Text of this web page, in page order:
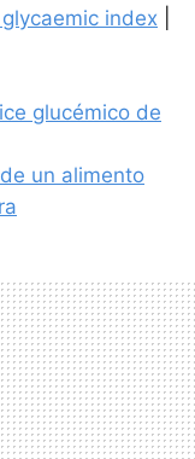
index
glucémico de
un alimento